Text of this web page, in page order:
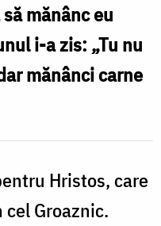
mănânc eu
i-a zis: „Tu nu
mănânci carne
Hristos, care
Groaznic.